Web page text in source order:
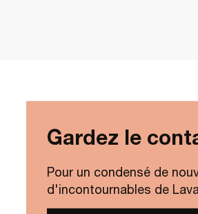
Gardez le
Pour un condensé de
d'incontournables de